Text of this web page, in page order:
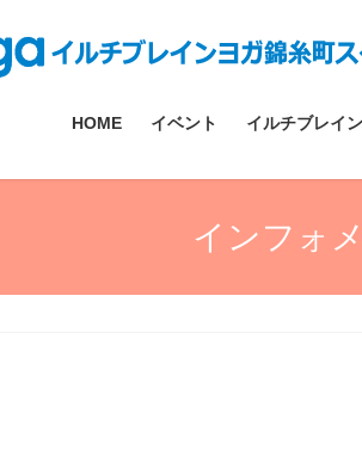
HOME イベント イルチブレイ
インフォ